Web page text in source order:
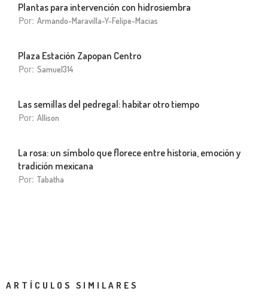
Plantas para intervención con hidrosiembra
Por: Armando-Maravilla-Y-Felipe-Macias
Plaza Estación Zapopan Centro
Por: Samuel314
Las semillas del pedregal: habitar otro tiempo
Por: Allison
La rosa: un símbolo que florece entre historia, emoción y
tradición mexicana
Por: Tabatha
ARTÍCULOS SIMILARES